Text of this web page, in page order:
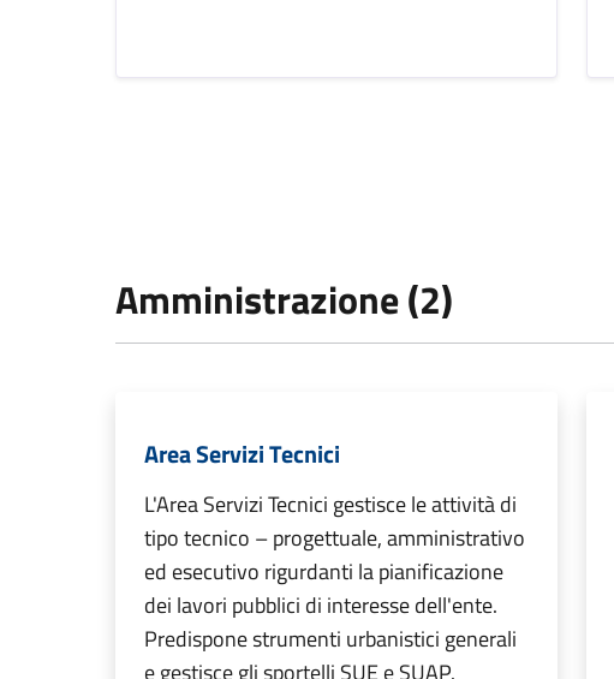
Amministrazione (2)
Area Servizi Tecnici
L'Area Servizi Tecnici gestisce le attività di
tipo tecnico – progettuale, amministrativo
ed esecutivo rigurdanti la pianificazione
dei lavori pubblici di interesse dell'ente.
Predispone strumenti urbanistici generali